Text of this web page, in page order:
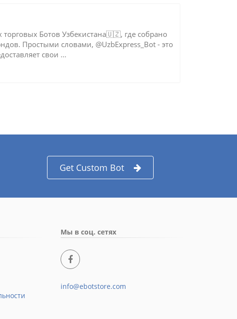
Ботов Узбекистана🇺🇿, где собрано
Простыми словами, @UzbExpress_Bot - это
свои ...
Get Custom Bot
Мы в соц. сетях
info@ebotstore.com